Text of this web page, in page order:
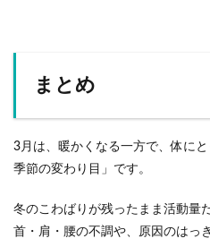
まとめ
3月は、暖かくなる一方で、体に
季節の変わり目」です。
冬のこわばりが残ったまま活動量
首・肩・腰の不調や、原因のはっ